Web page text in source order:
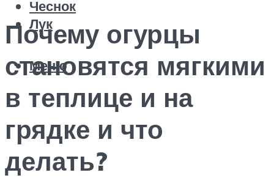
Чеснок
Лук
Меню
Почему огурцы
становятся мягкими
в теплице и на
грядке и что
делать?